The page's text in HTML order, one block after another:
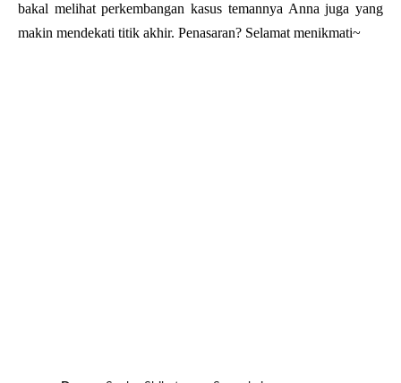
bakal melihat perkembangan kasus temannya Anna juga yang
makin mendekati titik akhir. Penasaran? Selamat menikmati~